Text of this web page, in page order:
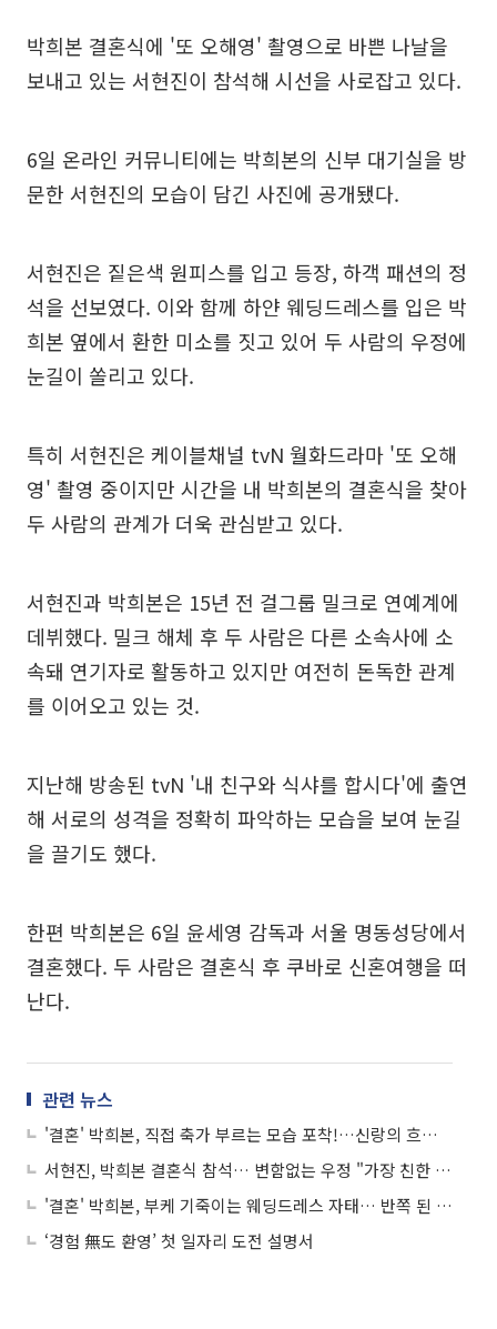
박희본 결혼식에 '또 오해영' 촬영으로 바쁜 나날을
보내고 있는 서현진이 참석해 시선을 사로잡고 있다.
6일 온라인 커뮤니티에는 박희본의 신부 대기실을 방
문한 서현진의 모습이 담긴 사진에 공개됐다.
서현진은 짙은색 원피스를 입고 등장, 하객 패션의 정
석을 선보였다. 이와 함께 하얀 웨딩드레스를 입은 박
희본 옆에서 환한 미소를 짓고 있어 두 사람의 우정에
눈길이 쏠리고 있다.
특히 서현진은 케이블채널 tvN 월화드라마 '또 오해
영' 촬영 중이지만 시간을 내 박희본의 결혼식을 찾아
두 사람의 관계가 더욱 관심받고 있다.
서현진과 박희본은 15년 전 걸그룹 밀크로 연예계에
데뷔했다. 밀크 해체 후 두 사람은 다른 소속사에 소
속돼 연기자로 활동하고 있지만 여전히 돈독한 관계
를 이어오고 있는 것.
지난해 방송된 tvN '내 친구와 식샤를 합시다'에 출연
해 서로의 성격을 정확히 파악하는 모습을 보여 눈길
을 끌기도 했다.
한편 박희본은 6일 윤세영 감독과 서울 명동성당에서
결혼했다. 두 사람은 결혼식 후 쿠바로 신혼여행을 떠
난다.
관련 뉴스
'결혼' 박희본, 직접 축가 부르는 모습 포착!…신랑의 흐뭇한 눈빛 '훈훈하네'
서현진, 박희본 결혼식 참석… 변함없는 우정 "가장 친한 사람"
'결혼' 박희본, 부케 기죽이는 웨딩드레스 자태… 반쪽 된 얼굴 '눈길'
‘경험 無도 환영’ 첫 일자리 도전 설명서